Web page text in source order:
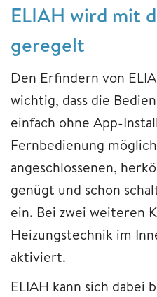
ELIAH wird mit
geregelt
Den Erfindern von
wichtig, dass die
einfach ohne App-
Fernbedienung
angeschlossenen,
genügt und schon
ein. Bei zwei weiteren
Heizungstechnik im
aktiviert.
ELIAH kann sich dabei